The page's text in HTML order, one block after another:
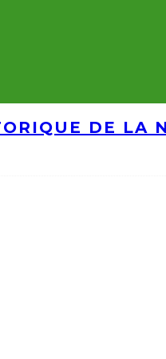
DE LA